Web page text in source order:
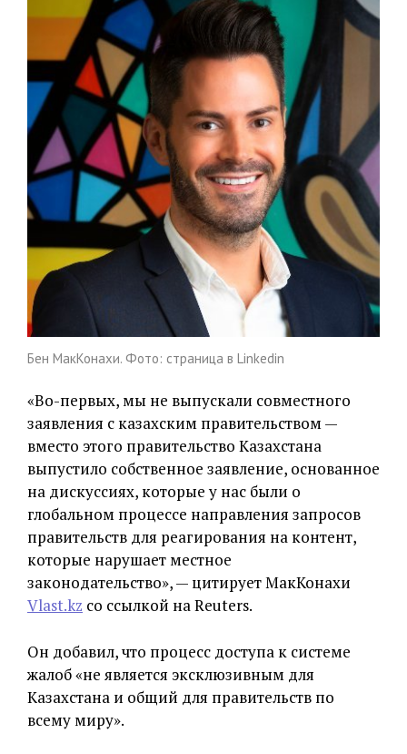
Бен МакКонахи. Фото: страница в Linkedin
«Во-первых, мы не выпускали совместного
заявления с казахским правительством —
вместо этого правительство Казахстана
выпустило собственное заявление, основанное
на дискуссиях, которые у нас были о
глобальном процессе направления запросов
правительств для реагирования на контент,
которые нарушает местное
законодательство», — цитирует МакКонахи
Vlast.kz со ссылкой на Reuters.
Он добавил, что процесс доступа к системе
жалоб «не является эксклюзивным для
Казахстана и общий для правительств по
всему миру».